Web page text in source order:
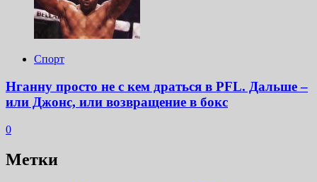
Спорт
Нганну просто не с кем драться в PFL. Дальше –
или Джонс, или возвращение в бокс
0
Метки